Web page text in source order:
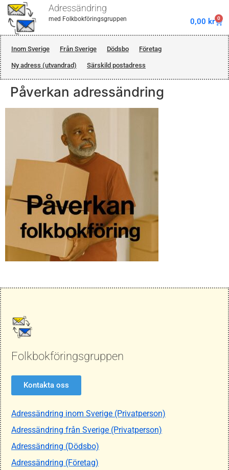
Adressändring
med Folkbokföringsgruppen 0,00 kr 0
Inom Sverige Från Sverige Dödsbo Företag
Ny adress (utvandrad) Särskild postadress
Påverkan adressändring
Folkbokföringsgruppen
Kontakta oss
Adressändring inom Sverige (Privatperson)
Adressändring från Sverige (Privatperson)
Adressändring (Dödsbo)
Adressändring (Företag)